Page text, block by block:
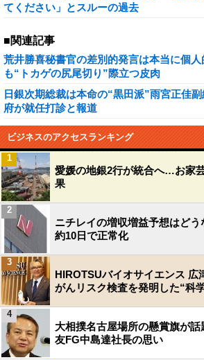
てください」とスルーの過去
■関連記事
荒井勝喜秘書官の差別的発言は本当に個
も“トカゲの尻尾切り”際立つ皮肉
日銀次期総裁は本命の“黒田派”雨宮正佳
府が就任打診と報道
ビジネスのアクセスランキング
愛媛の地銀2行が統合へ…お家
果
1
ニチレイの増収増益予想はど
約10日で正常化
2
HIROTSUバイオサイエンス 広
がんリスク検査を発明した“科
3
大相撲名古屋場所の懸賞旗が
友FG中島達社長の思い
4